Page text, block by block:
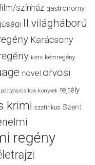
színház gastronomy
II.világháború
Karácsony
kotta kémregény
novel orvosi
pöttyös/csíkos könyvek rejtély
krimi szatirikus Szent
regény